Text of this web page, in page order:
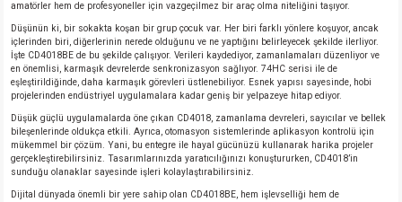
amatörler hem de profesyoneller için vazgeçilmez bir araç olma niteliğini taşıyor.
Düşünün ki, bir sokakta koşan bir grup çocuk var. Her biri farklı yönlere koşuyor, ancak
içlerinden biri, diğerlerinin nerede olduğunu ve ne yaptığını belirleyecek şekilde ilerliyor.
İşte CD4018BE de bu şekilde çalışıyor. Verileri kaydediyor, zamanlamaları düzenliyor ve
en önemlisi, karmaşık devrelerde senkronizasyon sağlıyor. 74HC serisi ile de
eşleştirildiğinde, daha karmaşık görevleri üstlenebiliyor. Esnek yapısı sayesinde, hobi
projelerinden endüstriyel uygulamalara kadar geniş bir yelpazeye hitap ediyor.
Düşük güçlü uygulamalarda öne çıkan CD4018, zamanlama devreleri, sayıcılar ve bellek
bileşenlerinde oldukça etkili. Ayrıca, otomasyon sistemlerinde aplikasyon kontrolü için
mükemmel bir çözüm. Yani, bu entegre ile hayal gücünüzü kullanarak harika projeler
gerçekleştirebilirsiniz. Tasarımlarınızda yaratıcılığınızı konuştururken, CD4018’in
sunduğu olanaklar sayesinde işleri kolaylaştırabilirsiniz.
Dijital dünyada önemli bir yere sahip olan CD4018BE, hem işlevselliği hem de